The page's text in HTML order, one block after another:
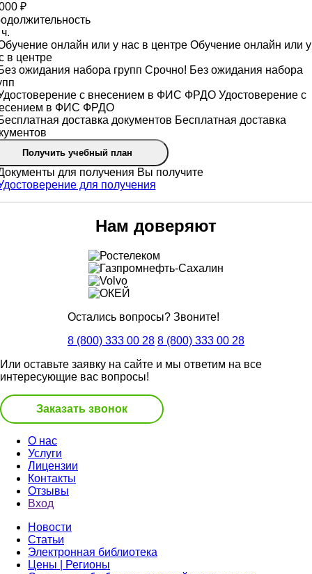
₽
Обучение онлайн или у
в центре
Срочно! Без ожидания набора
Удостоверение с
в ФИС ФРДО
Бесплатная доставка
Получить учебный план
Вы получите
Нам доверяют
Остались вопросы? Звоните!
8 (800) 333 00 28 8 (800) 333 00 28
Или оставьте заявку на сайте и мы ответим на все
интересующие вас вопросы!
Заказать звонок
О нас
Услуги
Лицензии
Контакты
Отзывы
Вход
Новости
Статьи
Электронная библиотека
Цены | Регионы